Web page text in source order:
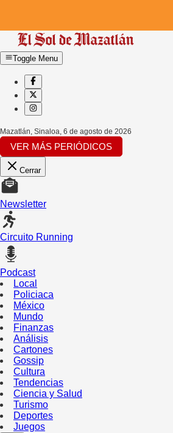
Toggle Menu
Mazatlán, Sinaloa, 6 de agosto de 2026
VER MÁS PERIÓDICOS
Cerrar
Newsletter
Circuito Running
Podcast
Local
Policiaca
México
Mundo
Finanzas
Análisis
Cartones
Gossip
Cultura
Tendencias
Ciencia y Salud
Turismo
Deportes
Juegos